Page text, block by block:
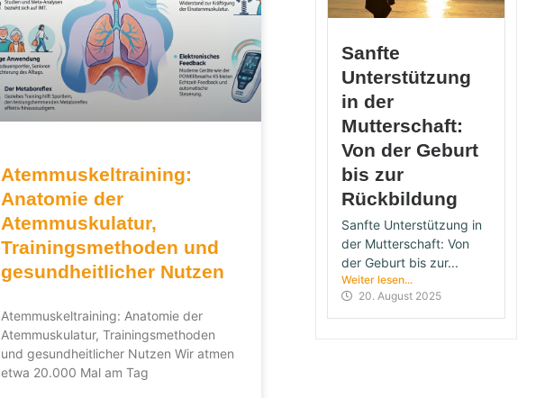
Atemmuskeltraining:
Anatomie der
Atemmuskulatur,
Trainingsmethoden und
gesundheitlicher Nutzen
Atemmuskeltraining: Anatomie der
Atemmuskulatur, Trainingsmethoden
und gesundheitlicher Nutzen Wir atmen
etwa 20.000 Mal am Tag
Sanfte
Unterstützung
in der
Mutterschaft:
Von der Geburt
bis zur
Rückbildung​
Sanfte Unterstützung in
der Mutterschaft: Von
der Geburt bis zur...
Weiter lesen...
20. August 2025